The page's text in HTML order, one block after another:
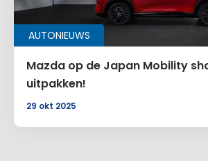
AUTONIEUWS
Mazda op de Japan Mobility
uitpakken!
29 okt 2025